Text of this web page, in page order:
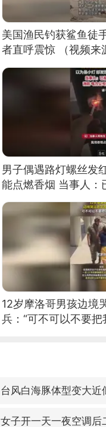
美国渔民钓获鲨鱼徒
者直呼震惊 （视频来
男子偶遇路灯螺丝发
能点燃香烟 当事人：
12岁摩洛哥男孩边境
兵：“可不可以不要把
台风白海豚体型变大近
女子开一天一夜空调后